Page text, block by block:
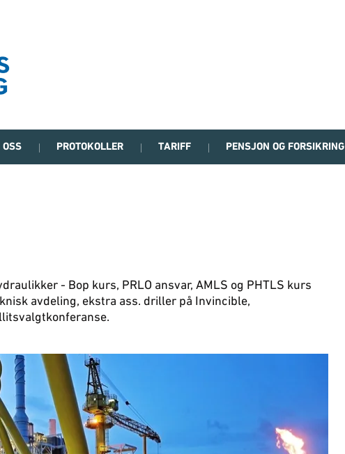
OSS PROTOKOLLER TARIFF PENSJON OG FORSIKRING
- Bop kurs, PRLO ansvar, AMLS og PHTLS kurs
avdeling, ekstra ass. driller på Invincible,